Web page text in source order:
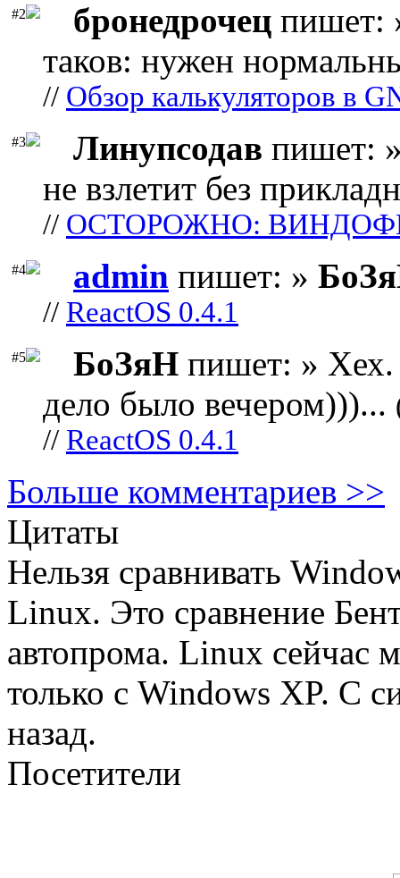
#2 бронедрочец пишет:
таков: нужен
// Обзор калькуляторов в
#3 Линупсодав пишет:
не взлетит без
// ОСТОРОЖНО:
#4 admin пишет: »
// ReactOS 0.4.1
#5 БоЗяН пишет: » Хех.
дело было вечером)))...
// ReactOS 0.4.1
Больше комментариев >>
Цитаты
Нельзя сравнивать
Linux. Это сравнение
автопрома. Linux сейчас
только с Windows XP. С
назад.
Посетители